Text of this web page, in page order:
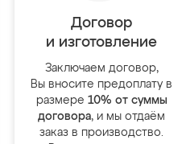
Договор
и изготовление
Заключаем договор,
Вы вносите предоплату в
размере 10% от суммы
договора, и мы отдаём
заказ в производство.